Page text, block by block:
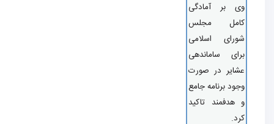
بر آمادگی
مجلس
اسلامی
ساماندهی
در صورت
برنامه جامع
تاکید